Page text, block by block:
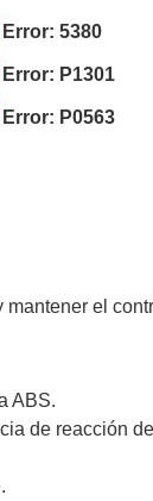
Error: 5380
Error: P1301
Error: P0563
el
ABS.
de reacción